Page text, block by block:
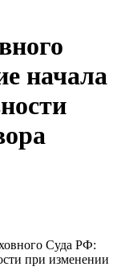
начала
Суда РФ:
при изменении